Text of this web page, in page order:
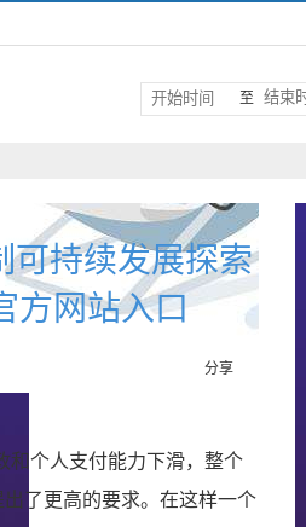
至
可持续发展探索
方网站入口
分享
和个人支付能力下滑，整个
了更高的要求。在这样一个